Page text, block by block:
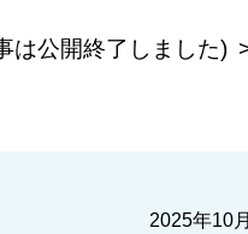
は公開終了しました)
2025年10